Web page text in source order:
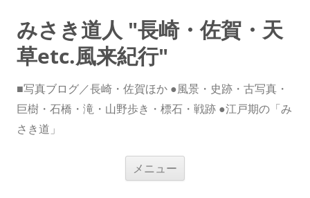
みさき道人 "長崎・佐賀・天
草etc.風来紀行"
■写真ブログ／長崎・佐賀ほか ●風景・史跡・古写真・
巨樹・石橋・滝・山野歩き・標石・戦跡 ●江戸期の「み
さき道」
メニュー